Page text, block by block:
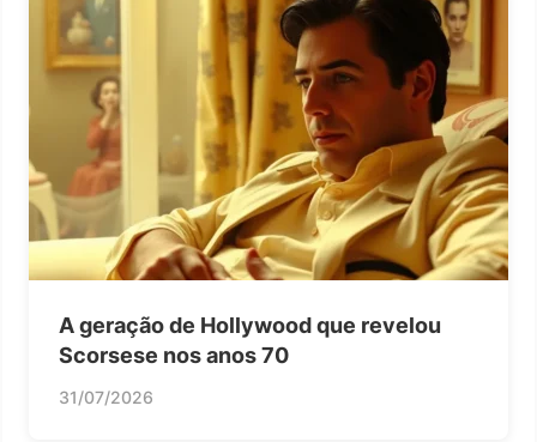
A geração de Hollywood que revelou
Scorsese nos anos 70
31/07/2026